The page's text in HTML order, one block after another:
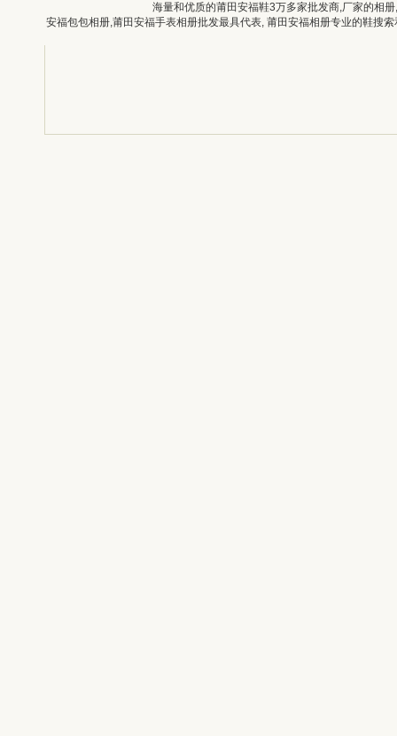
海量和优质的莆田安福鞋3万多家批发商,厂家的相
安福包包相册,莆田安福手表相册批发最具代表, 莆田安福相册专业的鞋搜